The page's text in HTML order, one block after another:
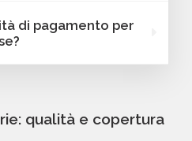
campagne B2B.
forma giuridica o altri
non trovi la
contatta il nostro
- Belgio. Se riscontri
entro 60 giorni
un rimborso o
di pagamento per
Sella e PayPal. Inoltre,
è possibile acquistare
qualità e copertura